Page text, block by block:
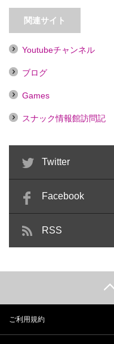
【大森】クラブ千愛里
関連サイト
Youtubeチャンネル
ブログ
Games
スナック情報館訪問記
Twitter
Facebook
RSS
ご利用規約